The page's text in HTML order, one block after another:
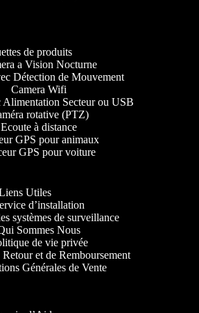
de produits
a Vision Nocturne
Détection de Mouvement
Camera Wifi
Alimentation Secteur ou USB
rotative (PTZ)
Ecoute à distance
GPS pour animaux
GPS pour voiture
Utiles
d’installation
systèmes de surveillance
Sommes Nous
de vie privée
et de Remboursement
Générales de Vente